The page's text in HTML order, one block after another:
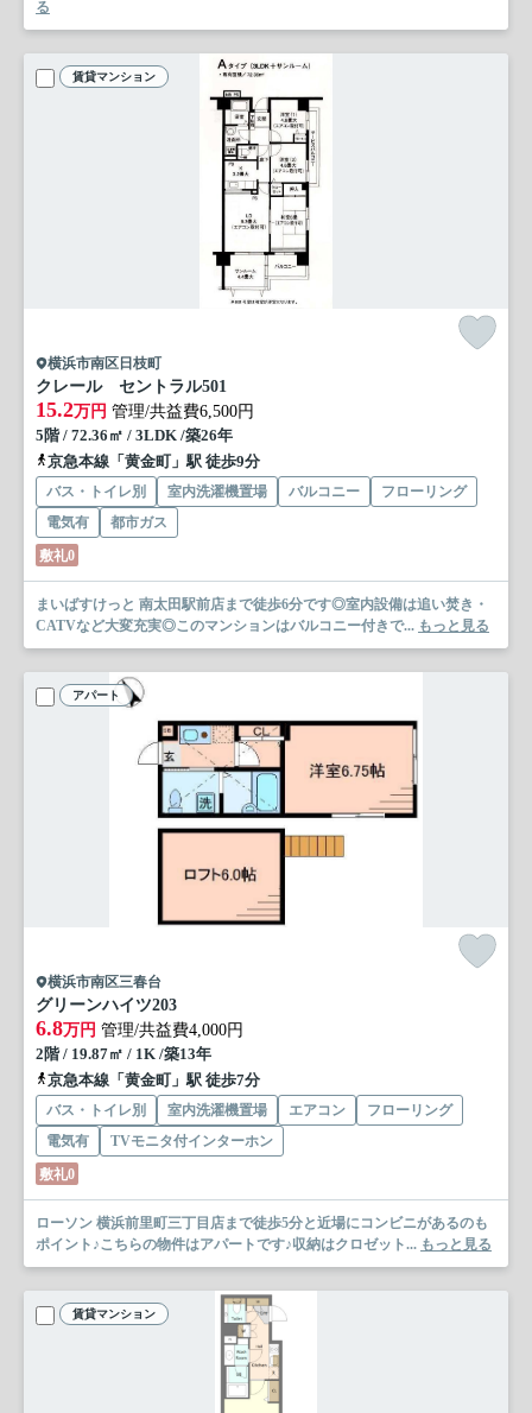
る
賃貸マンション
横浜市南区日枝町
クレール セントラル501
15.2万円 管理/共益費6,500円
5階 / 72.36㎡ / 3LDK /築26年
京急本線「黄金町」駅 徒歩9分
バス・トイレ別 室内洗濯機置場 バルコニー
フローリング
電気有
都市ガス
敷礼0
まいばすけっと 南太田駅前店まで徒歩6分です◎室内設備は追い焚き・
CATVなど大変充実◎このマンションはバルコニー付きで... もっと見る
アパート
横浜市南区三春台
グリーンハイツ203
6.8万円 管理/共益費4,000円
2階 / 19.87㎡ / 1K /築13年
京急本線「黄金町」駅 徒歩7分
バス・トイレ別 室内洗濯機置場 エアコン
フローリング
電気有
TVモニタ付インターホン
敷礼0
ローソン 横浜前里町三丁目店まで徒歩5分と近場にコンビニがあるのも
ポイント♪こちらの物件はアパートです♪収納はクロゼット... もっと見る
賃貸マンション